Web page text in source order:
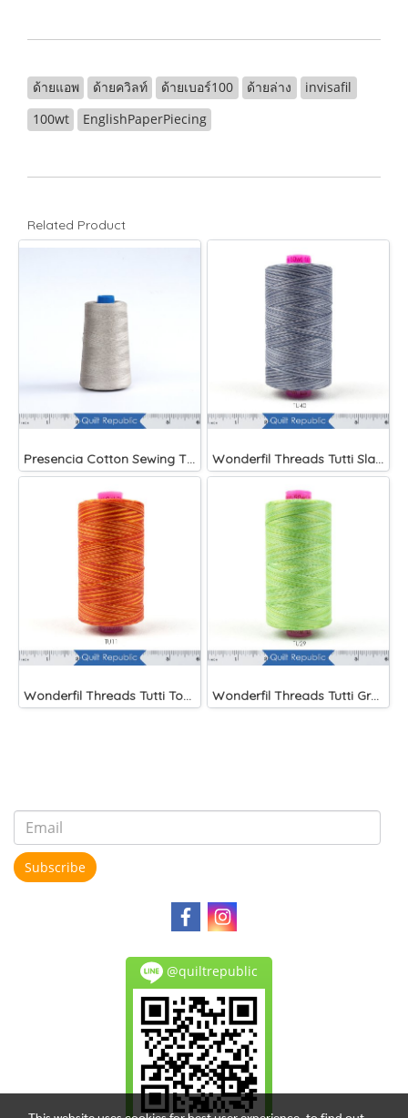
ด้ายแอพ ด้ายควิลท์ ด้ายเบอร์100 ด้ายล่าง
invisafil
100wt
EnglishPaperPiecing
Related Product
Presencia Cotton Sewing Thread 3-ply 60wt 4882 Yards Grey Wonderfil Threads Tutti Slate
Wonderfil Threads Tutti Tomato Wonderfil Threads Tutti Grass
Subscribe
@quiltrepublic